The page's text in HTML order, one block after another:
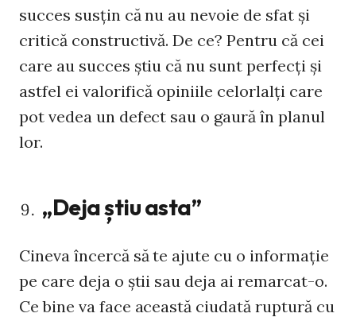
succes susțin că nu au nevoie de sfat și
critică constructivă. De ce? Pentru că cei
care au succes știu că nu sunt perfecți și
astfel ei valorifică opiniile celorlalți care
pot vedea un defect sau o gaură în planul
lor.
„Deja știu asta”
Cineva încercă să te ajute cu o informație
pe care deja o știi sau deja ai remarcat-o.
Ce bine va face această ciudată ruptură cu